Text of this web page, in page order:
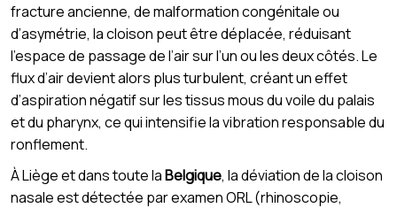
fracture ancienne, de malformation congénitale ou
d’asymétrie, la cloison peut être déplacée, réduisant
l’espace de passage de l’air sur l’un ou les deux côtés. Le
flux d’air devient alors plus turbulent, créant un effet
d’aspiration négatif sur les tissus mous du voile du palais
et du pharynx, ce qui intensifie la vibration responsable du
ronflement.
À Liège et dans toute laBelgique, la déviation de la cloison
nasale est détectée par examen ORL (rhinoscopie,